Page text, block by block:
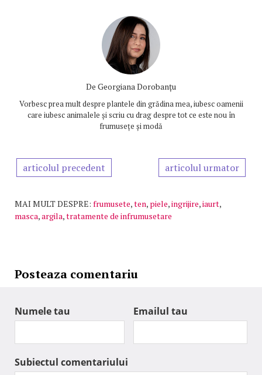
De Georgiana Dorobanțu
Vorbesc prea mult despre plantele din grădina mea, iubesc oamenii
care iubesc animalele și scriu cu drag despre tot ce este nou în
frumusețe și modă
articolul precedent articolul urmator
MAI MULT DESPRE: frumusete,ten, piele,ingrijire,iaurt,
masca,argila,tratamente de infrumusetare
Posteaza comentariu
Numele tau Emailul tau
Subiectul comentariului